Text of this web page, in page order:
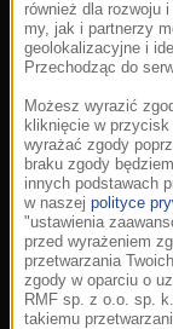
również dla rozwoju
my, jak i partnerzy
geolokalizacyjne i
Przechodząc do
Możesz wyrazić
kliknięcie w
wyrażać zgody
braku zgody
innych podstawach
w naszej polityce
"ustawienia
przed wyrażeniem
przetwarzania
zgody w oparciu o
RMF sp. z o.o. sp.
takiemu